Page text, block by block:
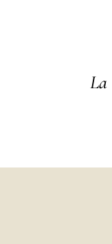
La